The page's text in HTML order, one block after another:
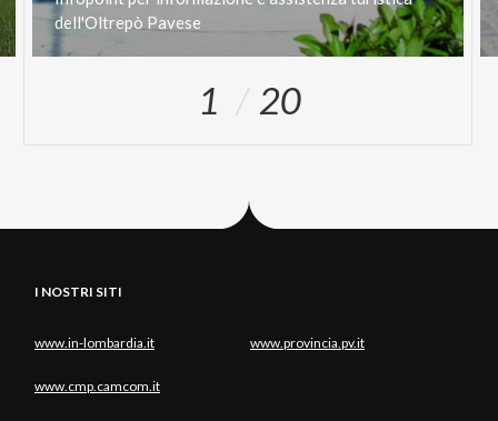
dell'Oltrepò Pavese
1 20
I NOSTRI SITI
www.in-lombardia.it www.provincia.pv.it
www.cmp.camcom.it